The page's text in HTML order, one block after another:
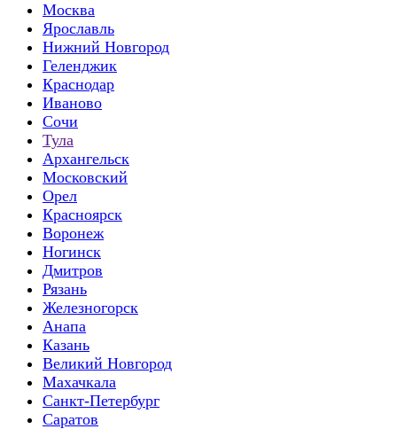
Москва
Ярославль
Нижний Новгород
Геленджик
Краснодар
Иваново
Сочи
Тула
Архангельск
Московский
Орел
Красноярск
Воронеж
Ногинск
Дмитров
Рязань
Железногорск
Анапа
Казань
Великий Новгород
Махачкала
Санкт-Петербург
Саратов